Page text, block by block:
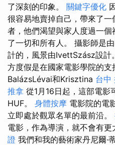
了深刻的印象。 關鍵字優化
很容易地賣掉自己，帶來了
者，他們渴望與家人度過一
了一切和所有人。 攝影師是
計的，風景由IvettSzász設計
方度假是在國家電影學院的
BalázsLévai和Krisztina 台中
推拿 從1月16日起，這部電影
HUF。 身體按摩 電影院的電
立即處於觀眾名單的最前沿。
電影，作為導演，就不會有更
證 我們和我的藝術家丹尼爾·